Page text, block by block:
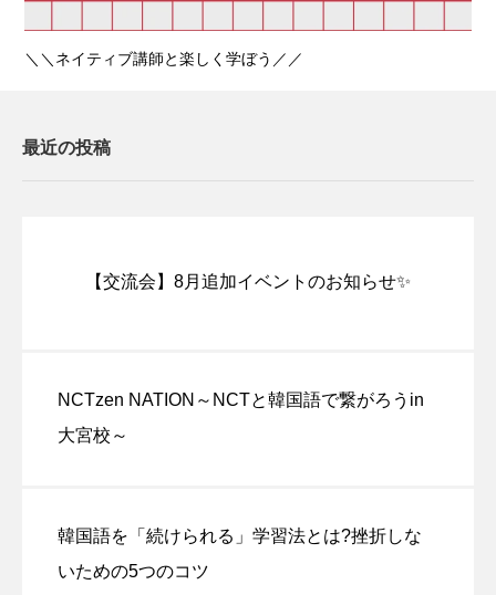
＼＼ネイティブ講師と楽しく学ぼう／／
最近の投稿
【交流会】8月追加イベントのお知らせ✨
NCTzen NATION～NCTと韓国語で繋がろうin
大宮校～
韓国語を「続けられる」学習法とは?挫折しな
いための5つのコツ